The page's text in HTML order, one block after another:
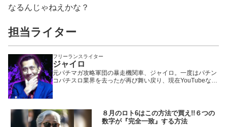
なるんじゃねえかな？
担当ライター
フリーランスライター
ジャイロ
元パチマガ攻略軍団の暴走機関車、ジャイロ。一度はパチン
コパチスロ業界を去ったが再び舞い戻り、現在YouTubeなど
ヤってる連中は俺に菓子折りの一つでも持って来いよ……。
８月のロト6はこの方法で買え!!６つの
数字が『完全一致』する方法